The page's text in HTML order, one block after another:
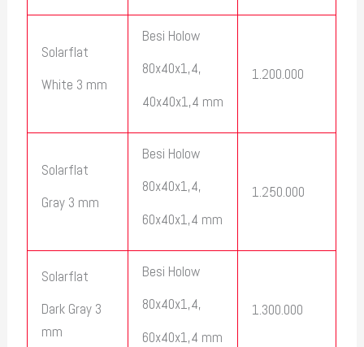
Solarflat
White 3 mm
Besi Holow
80x40x1,4,
40x40x1,4 mm
1.200.000
Solarflat
Gray 3 mm
Besi Holow
80x40x1,4,
60x40x1,4 mm
1.250.000
Solarflat
Dark Gray 3
mm
Besi Holow
80x40x1,4,
60x40x1,4 mm
1.300.000